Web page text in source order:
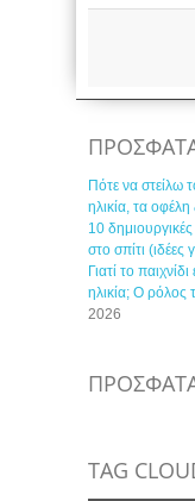
Πότε να στείλω
ηλικία, τα οφέλη
10
στο σπίτι (ιδέες
Γιατί το
ηλικία; Ο ρόλος
2026
TAG